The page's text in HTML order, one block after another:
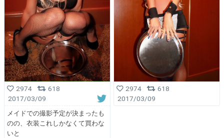
2974
618
2017/03/09
メイドでの撮影予定が決まったも
のの、衣装これしかなくて買わな
いと
2974
618
2017/03/09